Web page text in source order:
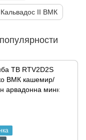
Кальвадос ІІ ВМК